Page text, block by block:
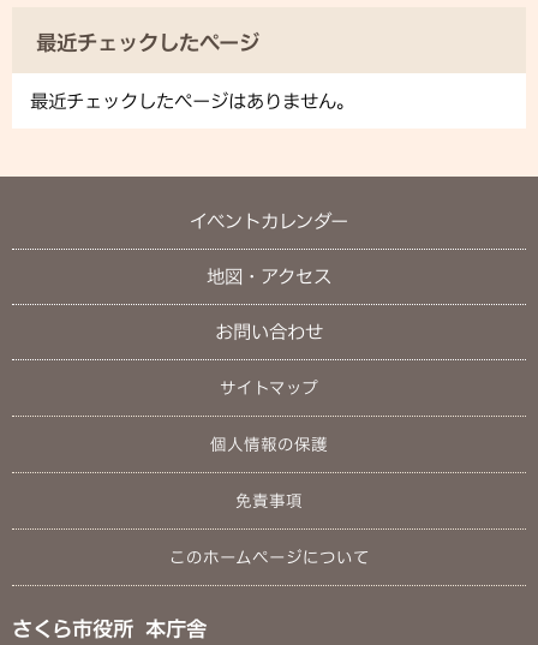
最近チェックしたページ
最近チェックしたページはありません。
イベントカレンダー
地図・アクセス
お問い合わせ
サイトマップ
個人情報の保護
免責事項
このホームページについて
さくら市役所 本庁舎